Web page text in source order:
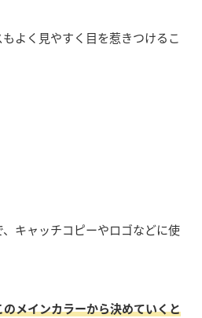
よく見やすく目を惹きつけるこ
キャッチコピーやロゴなどに使
メインカラーから決めていくと